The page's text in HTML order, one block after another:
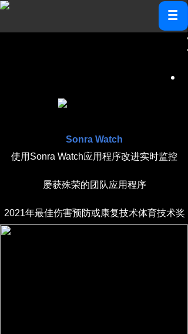
Sonra Watch
使用Sonra Watch应用程序改进实时监控
屡获殊荣的团队应用程序
2021年最佳伤害预防或康复技术体育技术奖